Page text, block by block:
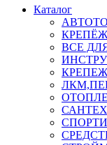
Каталог
КРЕПЁЖ
ВСЕ